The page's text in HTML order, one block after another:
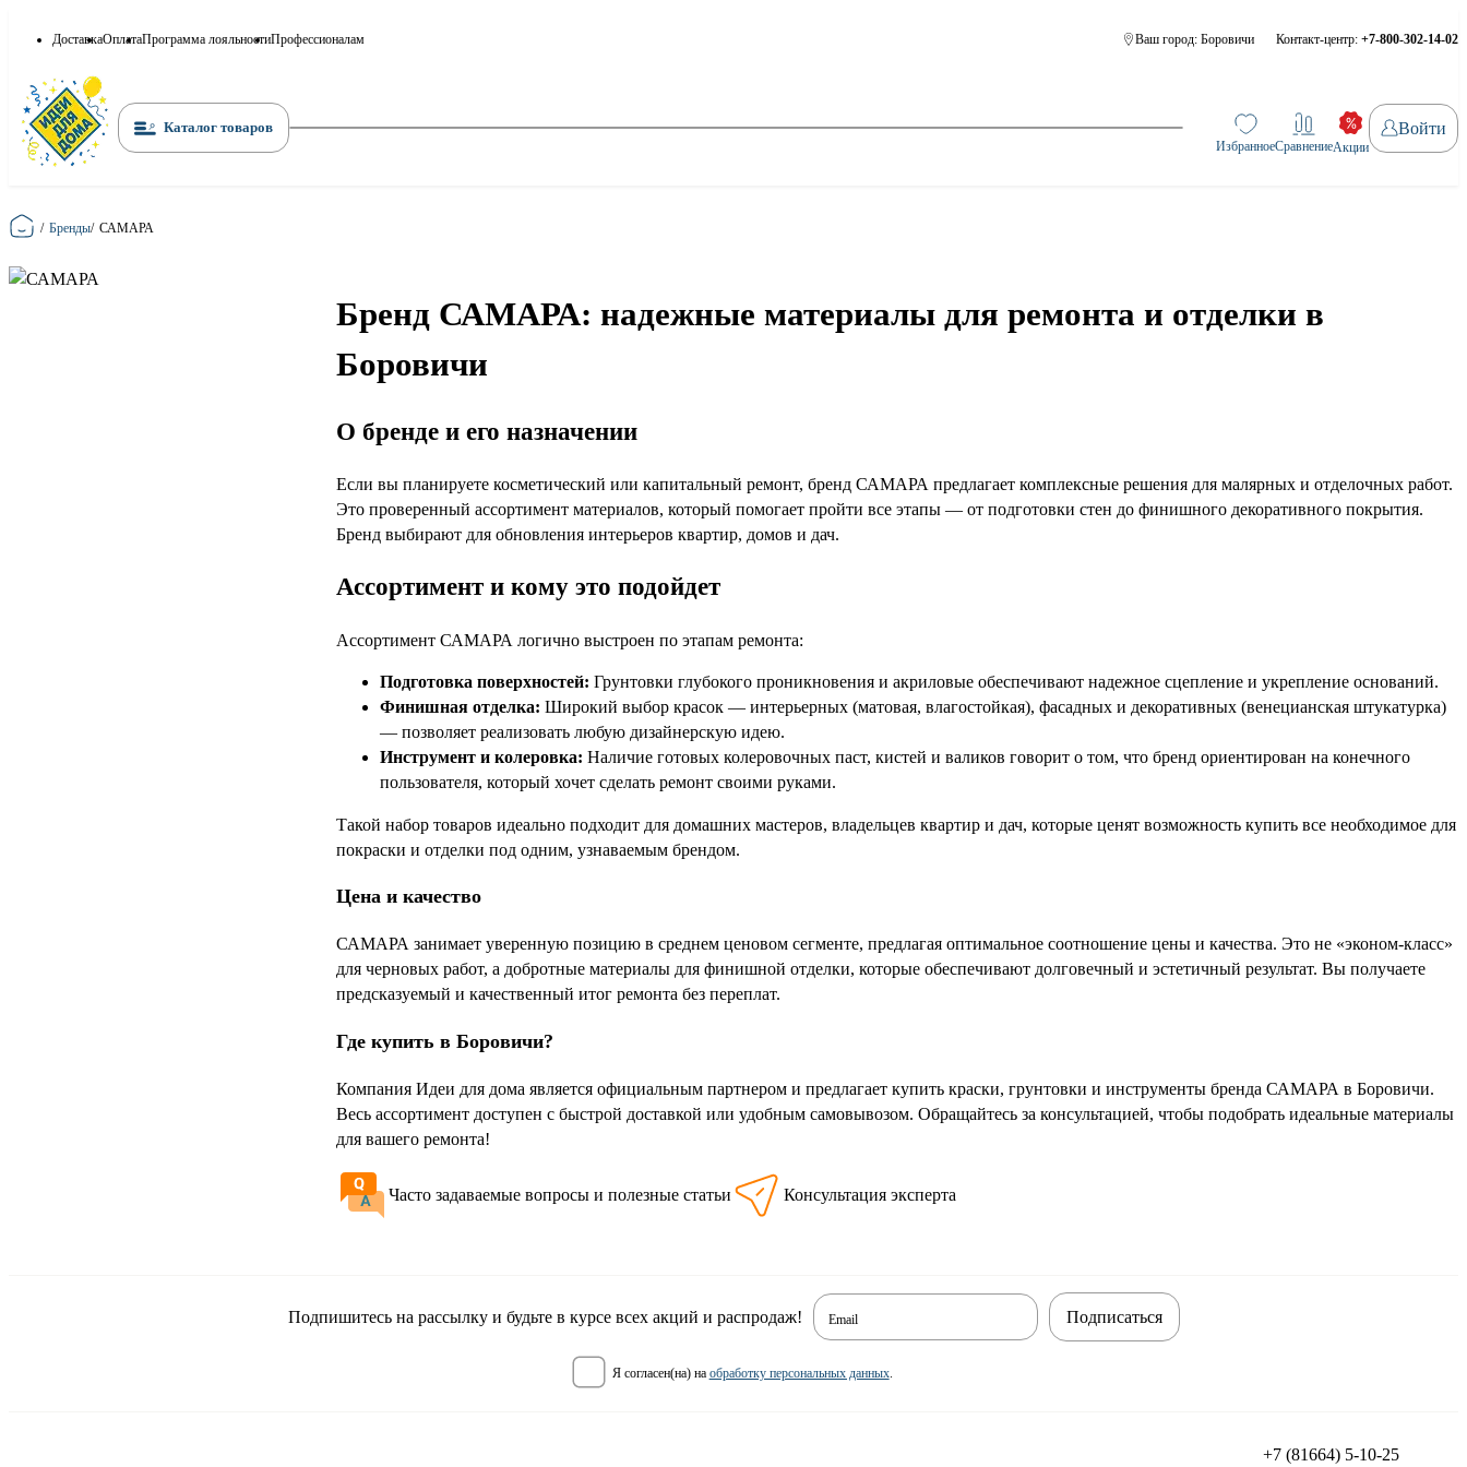
ДоставкаОплатаПрограмма лояльностиПрофессионалам Ваш город: Боровичи Контакт-центр: +7-800-302-14-02
Каталог товаров
ИзбранноеСравнениеАкции
Войти
Главная
/ Бренды/ САМАРА
Бренд САМАРА: надежные материалы для ремонта и отделки в
Боровичи
О бренде и его назначении
Если вы планируете косметический или капитальный ремонт, бренд САМАРА предлагает комплексные решения для малярных и отделочных работ.
Это проверенный ассортимент материалов, который помогает пройти все этапы — от подготовки стен до финишного декоративного покрытия.
Бренд выбирают для обновления интерьеров квартир, домов и дач.
Ассортимент и кому это подойдет
Ассортимент САМАРА логично выстроен по этапам ремонта:
Подготовка поверхностей: Грунтовки глубокого проникновения и акриловые обеспечивают надежное сцепление и укрепление оснований.
Финишная отделка: Широкий выбор красок — интерьерных (матовая, влагостойкая), фасадных и декоративных (венецианская штукатурка)
— позволяет реализовать любую дизайнерскую идею.
Инструмент и колеровка: Наличие готовых колеровочных паст, кистей и валиков говорит о том, что бренд ориентирован на конечного
пользователя, который хочет сделать ремонт своими руками.
Такой набор товаров идеально подходит для домашних мастеров, владельцев квартир и дач, которые ценят возможность купить все необходимое для
покраски и отделки под одним, узнаваемым брендом.
Цена и качество
САМАРА занимает уверенную позицию в среднем ценовом сегменте, предлагая оптимальное соотношение цены и качества. Это не «эконом-класс»
для черновых работ, а добротные материалы для финишной отделки, которые обеспечивают долговечный и эстетичный результат. Вы получаете
предсказуемый и качественный итог ремонта без переплат.
Где купить в Боровичи?
Компания Идеи для дома является официальным партнером и предлагает купить краски, грунтовки и инструменты бренда САМАРА в Боровичи.
Весь ассортимент доступен с быстрой доставкой или удобным самовывозом. Обращайтесь за консультацией, чтобы подобрать идеальные материалы
для вашего ремонта!
Часто задаваемые вопросы и полезные статьи Консультация эксперта
Подпишитесь на рассылку и будьте в курсе всех акций и распродаж! Email
я согласен(на) на обработку персональных данных.
Подписаться
+7 (81664) 5-10-25